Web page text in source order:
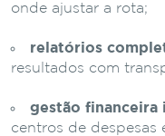
onde ajustar a rota;
relatórios
resultados com
gestão financeira
centros de despesas